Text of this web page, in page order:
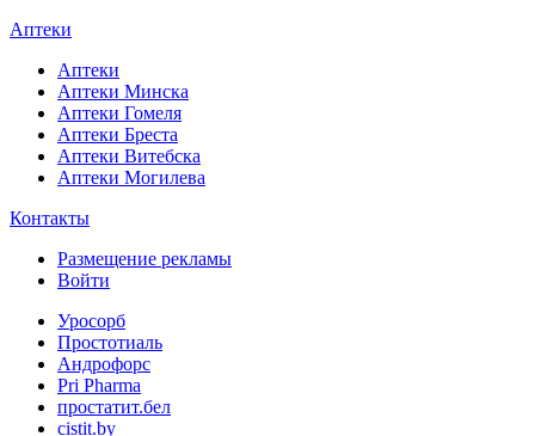
Аптеки
Аптеки
Аптеки Минска
Аптеки Гомеля
Аптеки Бреста
Аптеки Витебска
Аптеки Могилева
Контакты
Размещение рекламы
Войти
Уросорб
Простотиаль
Андрофорс
Pri Pharma
простатит.бел
cistit.by